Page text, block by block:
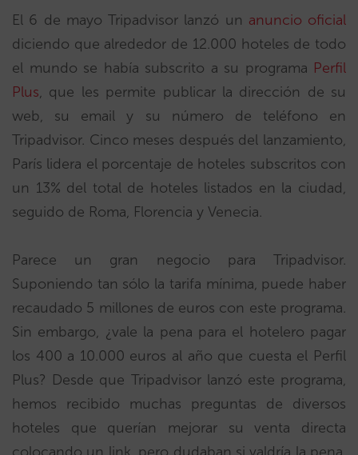
El 6 de mayo Tripadvisor lanzó un anuncio oficial
diciendo que alrededor de 12.000 hoteles de todo
el mundo se había subscrito a su programa Perfil
Plus, que les permite publicar la dirección de su
web, su email y su número de teléfono en
Tripadvisor. Cinco meses después del lanzamiento,
París lidera el porcentaje de hoteles subscritos con
un 13% del total de hoteles listados en la ciudad,
seguido de Roma, Florencia y Venecia.
Parece un gran negocio para Tripadvisor.
Suponiendo tan sólo la tarifa mínima, puede haber
recaudado 5 millones de euros con este programa.
Sin embargo, ¿vale la pena para el hotelero pagar
los 400 a 10.000 euros al año que cuesta el Perfil
Plus? Desde que Tripadvisor lanzó este programa,
hemos recibido muchas preguntas de diversos
hoteles que querían mejorar su venta directa